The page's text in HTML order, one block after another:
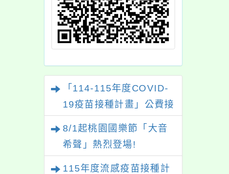
「114-115年度COVID-
19疫苗接種計畫」公費接
日止
8/1起桃園國樂節「大音
希聲」熱烈登場!
115年度流感疫苗接種計